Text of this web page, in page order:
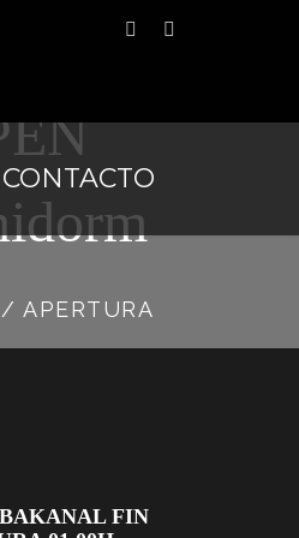
CONTACTO
APERTURA
FIN